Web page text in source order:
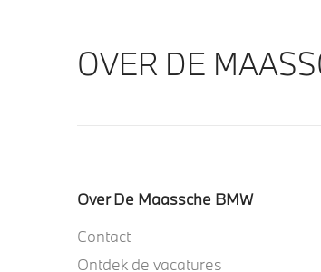
OVER DE
Over De Maassche BMW
Contact
Ontdek de vacatures